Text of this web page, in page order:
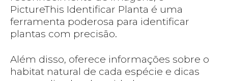
PictureThis Identificar Planta é uma
ferramenta poderosa para identificar
plantas com precisão.
Além disso, oferece informações sobre o
habitat natural de cada espécie e dicas